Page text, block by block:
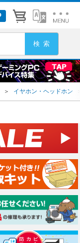
＞ イヤホン・ヘッドホン